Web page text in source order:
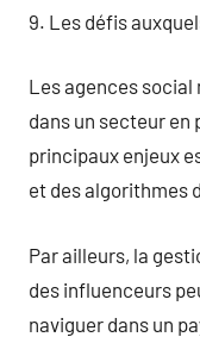
9. Les défis
Les agences
dans un secteur
principaux enjeux
et des algorithmes
Par ailleurs, la
des influenceurs
naviguer dans un